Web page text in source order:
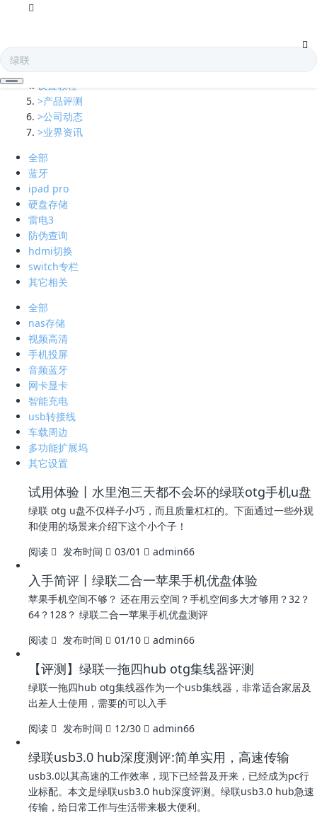
凯发娱乐全球的技术支持
设置教程
>产品评测
>公司动态
>业界资讯
全部
蓝牙
ipad pro
硬盘存储
雷电3
防伪查询
hdmi切换
switch专栏
其它相关
全部
nas存储
视频高清
手机投屏
音频蓝牙
网卡显卡
智能充电
usb转接线
车载周边
多功能扩展坞
其它设置
试用体验丨水里泡三天都不会坏的绿联otg手机u盘
绿联 otg u盘不仅样子小巧，而且质量杠杠的。下面通过一些外观
和使用的场景来介绍下这个小个子！
阅读
发布时间 03/01 admin66
入手简评丨绿联二合一苹果手机优盘体验
苹果手机空间不够？ 还在用云空间？手机空间多大才够用？32？
64？128？ 绿联二合一苹果手机优盘测评
阅读
发布时间 01/10 admin66
【评测】绿联一拖四hub otg集线器评测
绿联一拖四hub otg集线器作为一个usb集线器，非常适合家居及
出差人士使用，需要的可以入手
阅读
发布时间 12/30 admin66
绿联usb3.0 hub深度测评:简单实用，高速传输
usb3.0以其高速的工作效率，现下已经普及开来，已经成为pc行
业标配。本文是绿联usb3.0 hub深度评测。绿联usb3.0 hub急速
传输，给日常工作与生活带来极大便利。